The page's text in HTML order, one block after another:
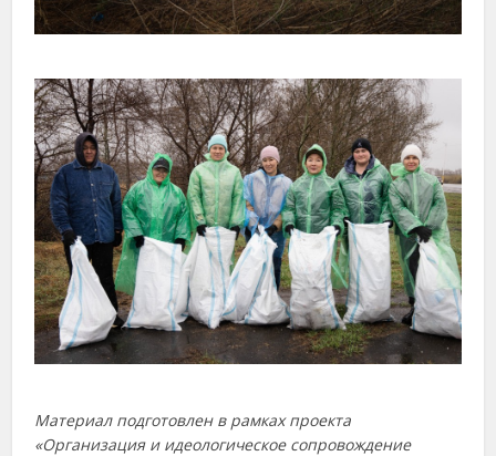
Материал подготовлен в рамках проекта
«Организация и идеологическое сопровождение